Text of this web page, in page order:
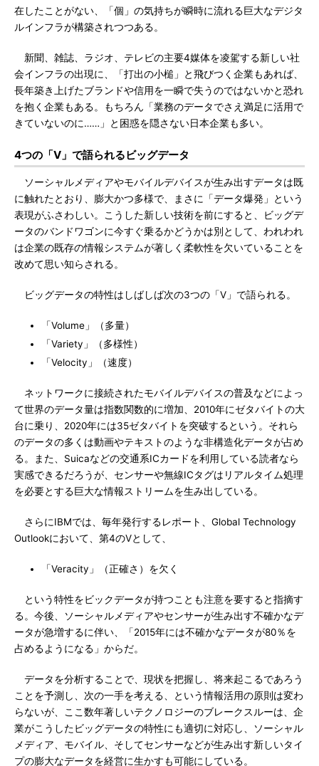
在したことがない、「個」の気持ちが瞬時に流れる巨大なデジタ
ルインフラが構築されつつある。
新聞、雑誌、ラジオ、テレビの主要4媒体を凌駕する新しい社
会インフラの出現に、「打出の小槌」と飛びつく企業もあれば、
長年築き上げたブランドや信用を一瞬で失うのではないかと恐れ
を抱く企業もある。もちろん「業務のデータでさえ満足に活用で
きていないのに……」と困惑を隠さない日本企業も多い。
4つの「V」で語られるビッグデータ
ソーシャルメディアやモバイルデバイスが生み出すデータは既
に触れたとおり、膨大かつ多様で、まさに「データ爆発」という
表現がふさわしい。こうした新しい技術を前にすると、ビッグデ
ータのバンドワゴンに今すぐ乗るかどうかは別として、われわれ
は企業の既存の情報システムが著しく柔軟性を欠いていることを
改めて思い知らされる。
ビッグデータの特性はしばしば次の3つの「V」で語られる。
「Volume」（多量）
「Variety」（多様性）
「Velocity」（速度）
ネットワークに接続されたモバイルデバイスの普及などによっ
て世界のデータ量は指数関数的に増加、2010年にゼタバイトの大
台に乗り、2020年には35ゼタバイトを突破するという。それら
のデータの多くは動画やテキストのような非構造化データが占め
る。また、Suicaなどの交通系ICカードを利用している読者なら
実感できるだろうが、センサーや無線ICタグはリアルタイム処理
を必要とする巨大な情報ストリームを生み出している。
さらにIBMでは、毎年発行するレポート、Global Technology
Outlookにおいて、第4のVとして、
「Veracity」（正確さ）を欠く
という特性をビックデータが持つことも注意を要すると指摘す
る。今後、ソーシャルメディアやセンサーが生み出す不確かなデ
ータが急増するに伴い、「2015年には不確かなデータが80％を
占めるようになる」からだ。
データを分析することで、現状を把握し、将来起こるであろう
ことを予測し、次の一手を考える、という情報活用の原則は変わ
らないが、ここ数年著しいテクノロジーのブレークスルーは、企
業がこうしたビッグデータの特性にも適切に対応し、ソーシャル
メディア、モバイル、そしてセンサーなどが生み出す新しいタイ
プの膨大なデータを経営に生かすも可能にしている。